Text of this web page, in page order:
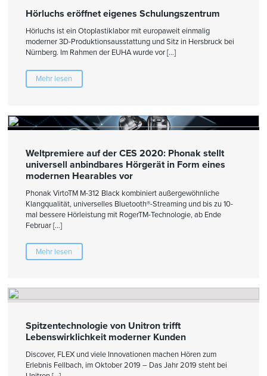
Hörluchs eröffnet eigenes Schulungszentrum
Hörluchs ist ein Otoplastiklabor mit europaweit einmalig
moderner 3D-Produktionsausstattung und Sitz in Hersbruck bei
Nürnberg. Im Rahmen der EUHA wurde vor […]
Mehr lesen
Weltpremiere auf der CES 2020: Phonak stellt
universell anbindbares Hörgerät in Form eines
modernen Hearables vor
Phonak VirtoTM M-312 Black kombiniert außergewöhnliche
Klangqualität, universelles Bluetooth®-Streaming und bis zu 10-
mal bessere Hörleistung mit RogerTM-Technologie, ab Ende
Februar […]
Mehr lesen
Spitzentechnologie von Unitron trifft
Lebenswirklichkeit moderner Kunden
Discover, FLEX und viele Innovationen machen Hören zum
Erlebnis Fellbach, im Oktober 2019 – Das Jahr 2019 steht bei